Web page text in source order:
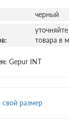
черный
товара в
Gepur INT
свой размер